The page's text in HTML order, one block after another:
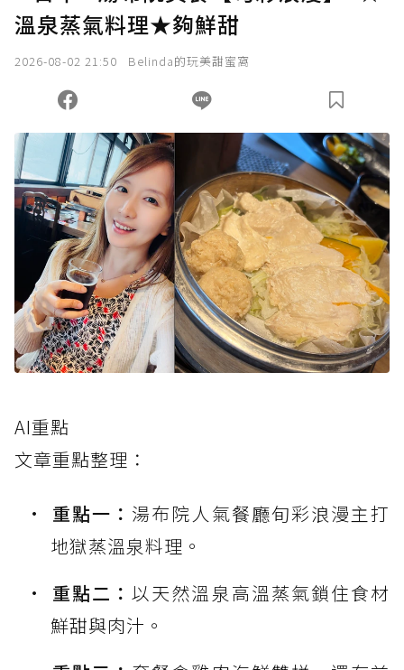
溫泉蒸氣料理★夠鮮甜
2026-08-02 21:50 Belinda的玩美甜蜜窩
AI重點
文章重點整理：
重點一： 湯布院人氣餐廳旬彩浪漫主打
地獄蒸溫泉料理。
重點二：以天然溫泉高溫蒸氣鎖住食材
鮮甜與肉汁。